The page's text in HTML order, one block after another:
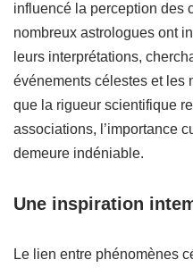
influencé la perception des
nombreux astrologues ont
leurs interprétations,
événements célestes et les
que la rigueur scientifique
associations, l’importance
demeure indéniable.
Une inspiration
Le lien entre phénomènes